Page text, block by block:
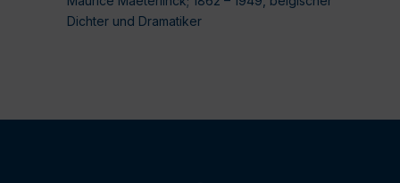
Dichter und Dramatiker